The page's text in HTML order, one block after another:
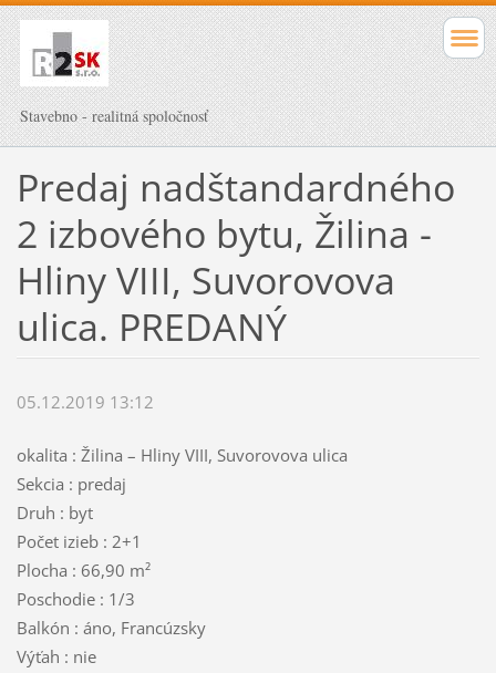
Stavebno - realitná spoločnosť
Predaj nadštandardného
2 izbového bytu, Žilina -
Hliny VIII, Suvorovova
ulica. PREDANÝ
05.12.2019 13:12
okalita : Žilina – Hliny VIII, Suvorovova ulica
Sekcia : predaj
Druh : byt
Počet izieb : 2+1
Plocha : 66,90 m²
Poschodie : 1/3
Balkón : áno, Francúzsky
Výťah : nie